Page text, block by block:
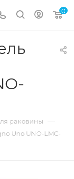
0
раковины —
Uno UNO-LMC-